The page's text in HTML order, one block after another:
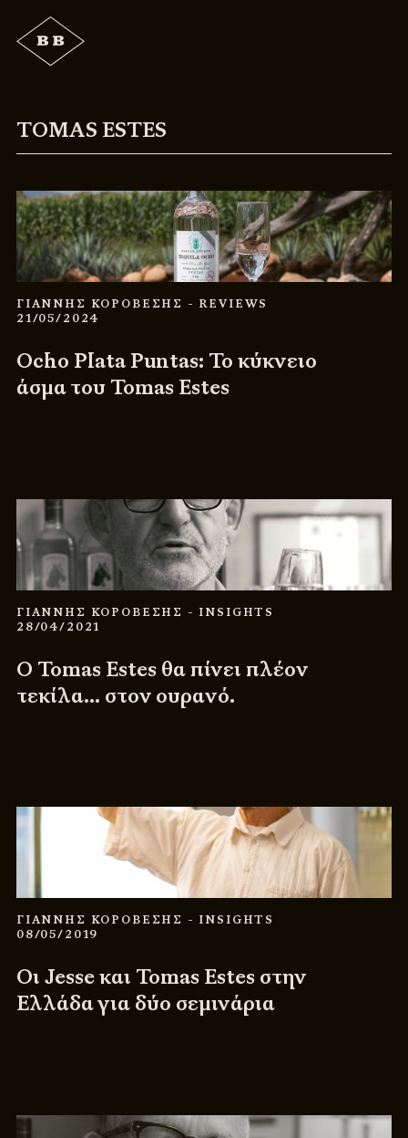
TOMAS ESTES
ΓΙΑΝΝΗΣ ΚΟΡΟΒΕΣΗΣ - REVIEWS
21/05/2024
Ocho Plata Puntas: Το κύκνειο
άσμα του Tomas Estes
ΓΙΑΝΝΗΣ ΚΟΡΟΒΕΣΗΣ - INSIGHTS
28/04/2021
Ο Tomas Estes θα πίνει πλέον
τεκίλα… στον ουρανό.
ΓΙΑΝΝΗΣ ΚΟΡΟΒΕΣΗΣ - INSIGHTS
08/05/2019
Οι Jesse και Tomas Estes στην
Ελλάδα για δύο σεμινάρια